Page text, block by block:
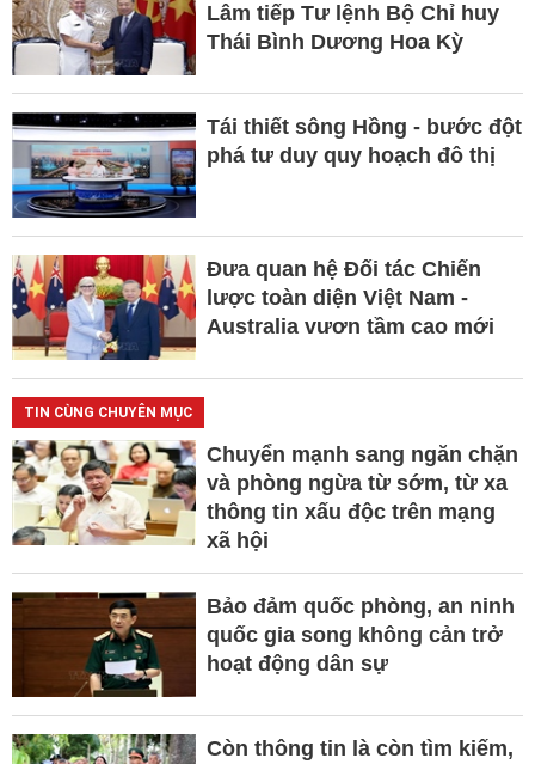
Lâm tiếp Tư lệnh Bộ Chỉ huy
Thái Bình Dương Hoa Kỳ
Tái thiết sông Hồng - bước đột
phá tư duy quy hoạch đô thị
Đưa quan hệ Đối tác Chiến
lược toàn diện Việt Nam -
Australia vươn tầm cao mới
TIN CÙNG CHUYÊN MỤC
Chuyển mạnh sang ngăn chặn
và phòng ngừa từ sớm, từ xa
thông tin xấu độc trên mạng
xã hội
Bảo đảm quốc phòng, an ninh
quốc gia song không cản trở
hoạt động dân sự
Còn thông tin là còn tìm kiếm,